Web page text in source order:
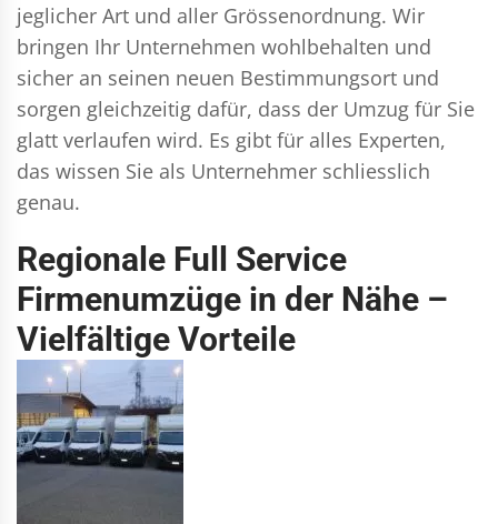
jeglicher Art und aller Grössenordnung. Wir
bringen Ihr Unternehmen wohlbehalten und
sicher an seinen neuen Bestimmungsort und
sorgen gleichzeitig dafür, dass der Umzug für Sie
glatt verlaufen wird. Es gibt für alles Experten,
das wissen Sie als Unternehmer schliesslich
genau.
Regionale Full Service
Firmenumzüge in der Nähe –
Vielfältige Vorteile